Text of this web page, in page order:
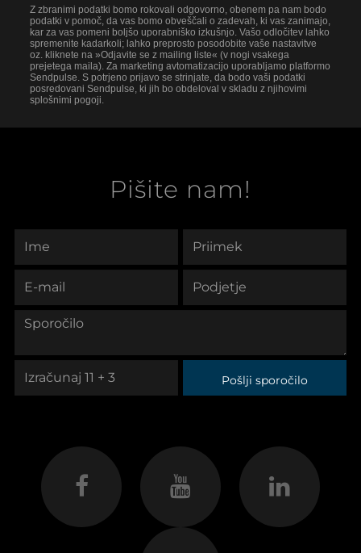
Z zbranimi podatki bomo rokovali odgovorno, obenem pa nam bodo
podatki v pomoč, da vas bomo obveščali o zadevah, ki vas zanimajo,
kar za vas pomeni boljšo uporabniško izkušnjo. Vašo odločitev lahko
spremenite kadarkoli; lahko preprosto posodobite vaše nastavitve
oz. kliknete na »Odjavite se z mailing liste« (v nogi vsakega
prejetega maila). Za marketing avtomatizacijo uporabljamo platformo
Sendpulse. S potrjeno prijavo se strinjate, da bodo vaši podatki
posredovani Sendpulse, ki jih bo obdeloval v skladu z njihovimi
splošnimi pogoji.
Pišite nam!
Pošlji sporočilo